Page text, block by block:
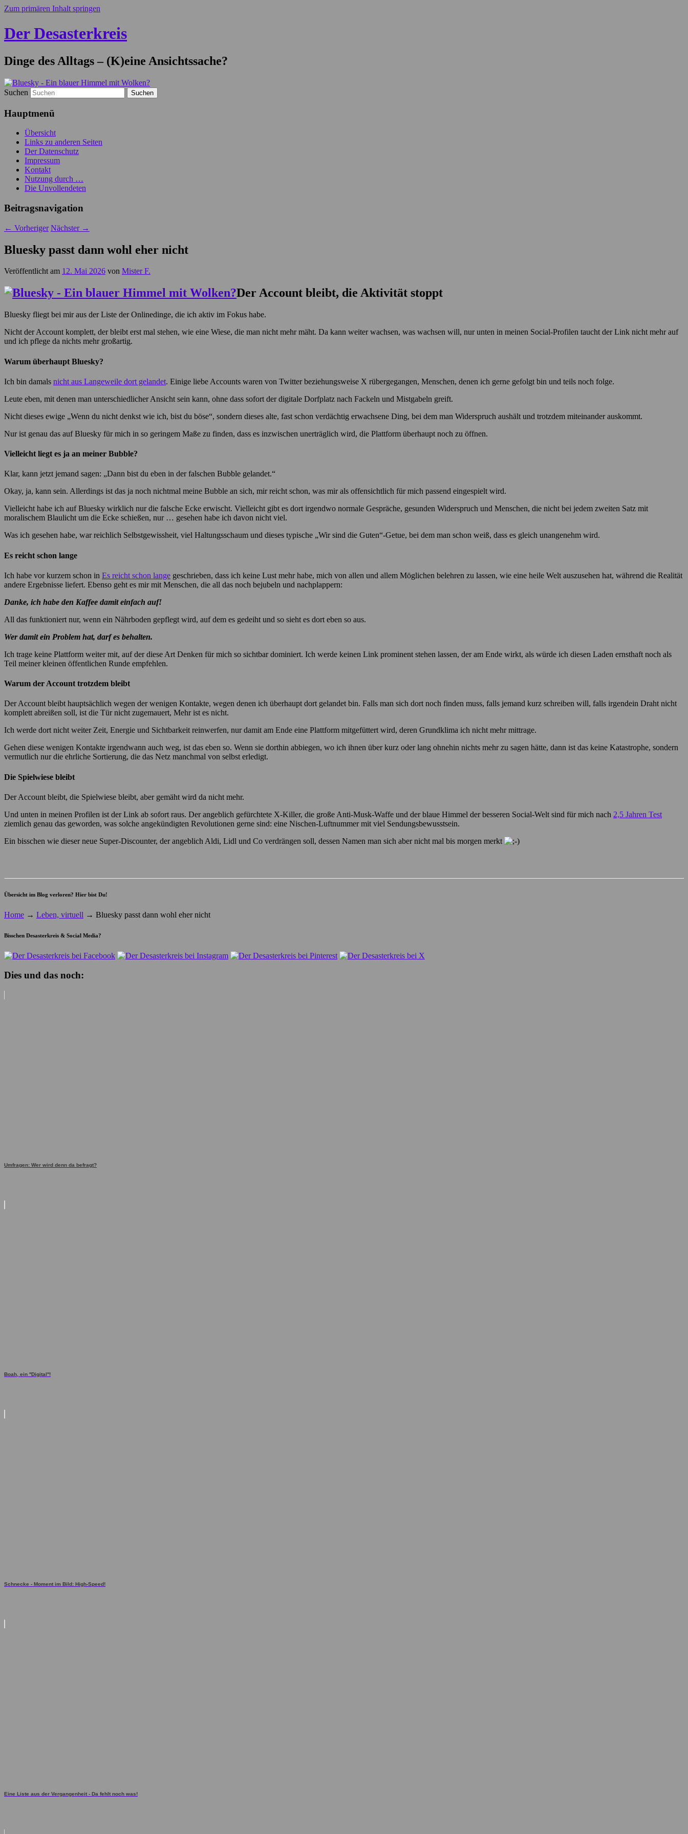
Zum primären Inhalt springen
Der Desasterkreis
Dinge des Alltags – (K)eine Ansichtssache?
Suchen
Hauptmenü
Übersicht
Links zu anderen Seiten
Der Datenschutz
Impressum
Kontakt
Nutzung durch …
Die Unvollendeten
Beitragsnavigation
← Vorheriger Nächster →
Bluesky passt dann wohl eher nicht
Veröffentlicht am 12. Mai 2026 von Mister F.
Der Account bleibt, die Aktivität stoppt
Bluesky fliegt bei mir aus der Liste der Onlinedinge, die ich aktiv im Fokus habe.
Nicht der Account komplett, der bleibt erst mal stehen, wie eine Wiese, die man nicht mehr mäht. Da kann weiter wachsen, was wachsen will, nur unten in meinen Social-Profilen taucht der Link nicht mehr auf
und ich pflege da nichts mehr großartig.
Warum überhaupt Bluesky?
Ich bin damals nicht aus Langeweile dort gelandet. Einige liebe Accounts waren von Twitter beziehungsweise X rübergegangen, Menschen, denen ich gerne gefolgt bin und teils noch folge.
Leute eben, mit denen man unterschiedlicher Ansicht sein kann, ohne dass sofort der digitale Dorfplatz nach Fackeln und Mistgabeln greift.
Nicht dieses ewige „Wenn du nicht denkst wie ich, bist du böse“, sondern dieses alte, fast schon verdächtig erwachsene Ding, bei dem man Widerspruch aushält und trotzdem miteinander auskommt.
Nur ist genau das auf Bluesky für mich in so geringem Maße zu finden, dass es inzwischen unerträglich wird, die Plattform überhaupt noch zu öffnen.
Vielleicht liegt es ja an meiner Bubble?
Klar, kann jetzt jemand sagen: „Dann bist du eben in der falschen Bubble gelandet.“
Okay, ja, kann sein. Allerdings ist das ja noch nichtmal meine Bubble an sich, mir reicht schon, was mir als offensichtlich für mich passend eingespielt wird.
Vielleicht habe ich auf Bluesky wirklich nur die falsche Ecke erwischt. Vielleicht gibt es dort irgendwo normale Gespräche, gesunden Widerspruch und Menschen, die nicht bei jedem zweiten Satz mit
moralischem Blaulicht um die Ecke schießen, nur … gesehen habe ich davon nicht viel.
Was ich gesehen habe, war reichlich Selbstgewissheit, viel Haltungsschaum und dieses typische „Wir sind die Guten“-Getue, bei dem man schon weiß, dass es gleich unangenehm wird.
Es reicht schon lange
Ich habe vor kurzem schon in Es reicht schon lange geschrieben, dass ich keine Lust mehr habe, mich von allen und allem Möglichen belehren zu lassen, wie eine heile Welt auszusehen hat, während die Realität
andere Ergebnisse liefert. Ebenso geht es mir mit Menschen, die all das noch bejubeln und nachplappern:
Danke, ich habe den Kaffee damit einfach auf!
All das funktioniert nur, wenn ein Nährboden gepflegt wird, auf dem es gedeiht und so sieht es dort eben so aus.
Wer damit ein Problem hat, darf es behalten.
Ich trage keine Plattform weiter mit, auf der diese Art Denken für mich so sichtbar dominiert. Ich werde keinen Link prominent stehen lassen, der am Ende wirkt, als würde ich diesen Laden ernsthaft noch als
Teil meiner kleinen öffentlichen Runde empfehlen.
Warum der Account trotzdem bleibt
Der Account bleibt hauptsächlich wegen der wenigen Kontakte, wegen denen ich überhaupt dort gelandet bin. Falls man sich dort noch finden muss, falls jemand kurz schreiben will, falls irgendein Draht nicht
komplett abreißen soll, ist die Tür nicht zugemauert, Mehr ist es nicht.
Ich werde dort nicht weiter Zeit, Energie und Sichtbarkeit reinwerfen, nur damit am Ende eine Plattform mitgefüttert wird, deren Grundklima ich nicht mehr mittrage.
Gehen diese wenigen Kontakte irgendwann auch weg, ist das eben so. Wenn sie dorthin abbiegen, wo ich ihnen über kurz oder lang ohnehin nichts mehr zu sagen hätte, dann ist das keine Katastrophe, sondern
vermutlich nur die ehrliche Sortierung, die das Netz manchmal von selbst erledigt.
Die Spielwiese bleibt
Der Account bleibt, die Spielwiese bleibt, aber gemäht wird da nicht mehr.
Und unten in meinen Profilen ist der Link ab sofort raus. Der angeblich gefürchtete X-Killer, die große Anti-Musk-Waffe und der blaue Himmel der besseren Social-Welt sind für mich nach 2,5 Jahren Test
ziemlich genau das geworden, was solche angekündigten Revolutionen gerne sind: eine Nischen-Luftnummer mit viel Sendungsbewusstsein.
Ein bisschen wie dieser neue Super-Discounter, der angeblich Aldi, Lidl und Co verdrängen soll, dessen Namen man sich aber nicht mal bis morgen merkt
Übersicht im Blog verloren? Hier bist Du!
Home → Leben, virtuell → Bluesky passt dann wohl eher nicht
Bisschen Desasterkreis & Social Media?
Dies und das noch:
Umfragen: Wer wird denn da befragt?
Boah, ein ''Digital''!
Schnecke - Moment im Bild: High-Speed!
Eine Liste aus der Vergangenheit - Da fehlt noch was!